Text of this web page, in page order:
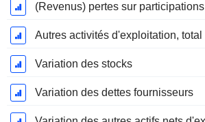
(Revenus) pertes sur
Autres activités d'exploitation, total
Variation des stocks
Variation des dettes fournisseurs